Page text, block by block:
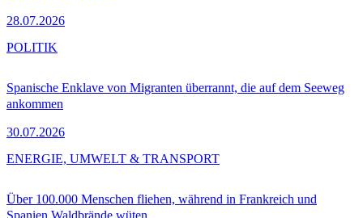
28.07.2026
Spanische Enklave von Migranten überrannt, die auf dem Seeweg
ankommen
30.07.2026
POLITIK
Über 100.000 Menschen fliehen, während in Frankreich und
Spanien Waldbrände wüten
ENERGIE, UMWELT & TRANSPORT